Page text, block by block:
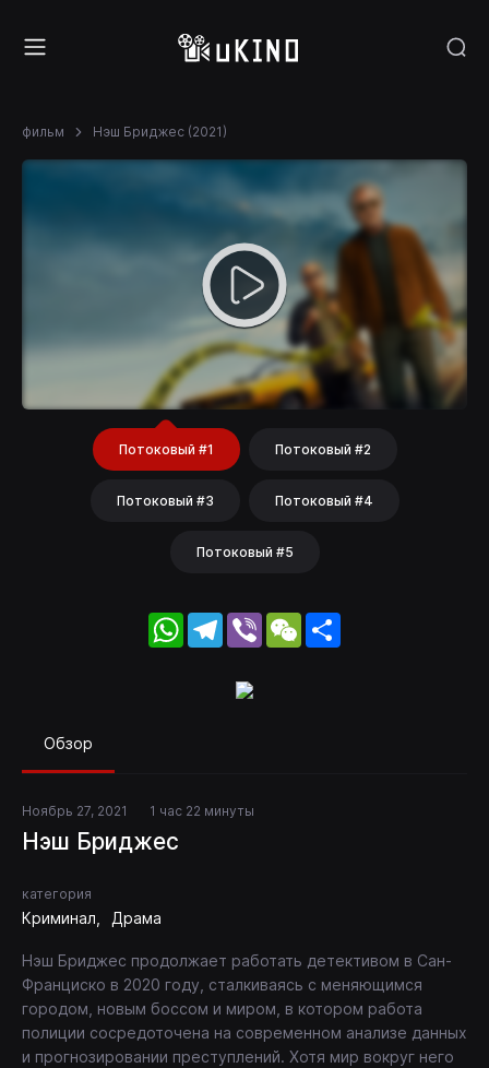
фильм Нэш Бриджес (2021)
Потоковый #1 Потоковый #2
Потоковый #3 Потоковый #4
Потоковый #5
WhatsApp
Telegram
Viber WeChat
Обзор
Ноябрь 27, 2021 1 час 22 минуты
Нэш Бриджес
категория
Криминал Драма
Нэш Бриджес продолжает работать детективом в Сан-
Франциско в 2020 году, сталкиваясь с меняющимся
городом, новым боссом и миром, в котором работа
полиции сосредоточена на современном анализе данных
и прогнозировании преступлений. Хотя мир вокруг него